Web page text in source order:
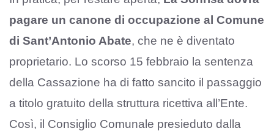
pagare un canone di occupazione al Comune
di Sant’Antonio Abate, che ne è diventato
proprietario. Lo scorso 15 febbraio la sentenza
della Cassazione ha di fatto sancito il passaggio
a titolo gratuito della struttura ricettiva all’Ente.
Così, il Consiglio Comunale presieduto dalla